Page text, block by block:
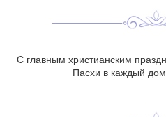
С главным христианским
Пасхи в каждый